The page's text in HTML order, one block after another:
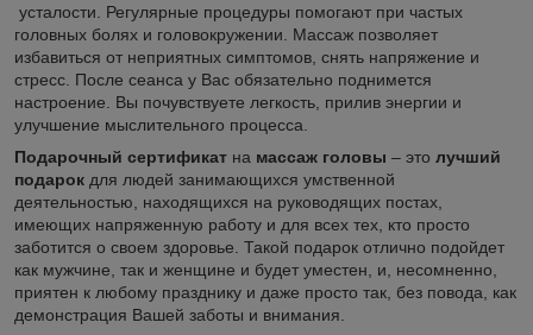
усталости. Регулярные процедуры помогают при частых
головных болях и головокружении. Массаж позволяет
избавиться от неприятных симптомов, снять напряжение и
стресс. После сеанса у Вас обязательно поднимется
настроение. Вы почувствуете легкость, прилив энергии и
улучшение мыслительного процесса.
Подарочный сертификат на массаж головы – это лучший
подарок для людей занимающихся умственной
деятельностью, находящихся на руководящих постах,
имеющих напряженную работу и для всех тех, кто просто
заботится о своем здоровье. Такой подарок отлично подойдет
как мужчине, так и женщине и будет уместен, и, несомненно,
приятен к любому празднику и даже просто так, без повода, как
демонстрация Вашей заботы и внимания.